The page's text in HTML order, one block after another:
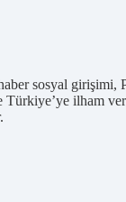
sosyal girişimi,
ilham